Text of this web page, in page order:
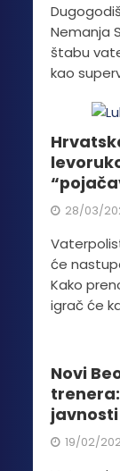
Nemanja
štabu
kao
28/03/
će
Kako
igrač će
Novi
19/02/